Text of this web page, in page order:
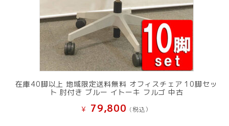
在庫40脚以上 地域限定送料無料 オフィスチェア 10脚セッ
ト 肘付き ブルー イトーキ フルゴ 中古
¥ 79,800 (税込）